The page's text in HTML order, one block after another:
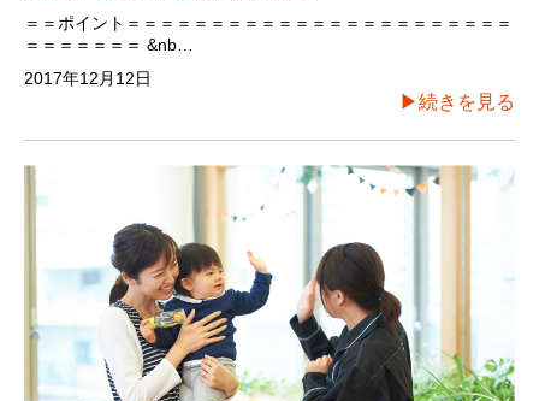
＝＝ポイント＝＝＝＝＝＝＝＝＝＝＝＝＝＝＝＝＝＝＝＝＝＝＝
＝＝＝＝＝＝＝ &nb…
2017年12月12日
▶続きを見る